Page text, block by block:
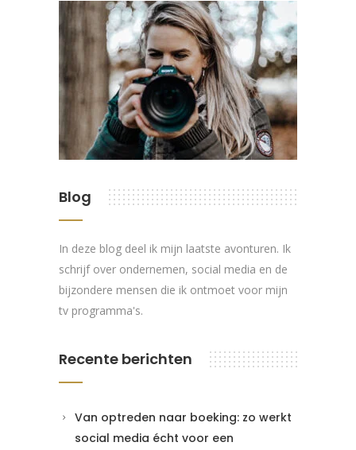
Blog
In deze blog deel ik mijn laatste avonturen. Ik
schrijf over ondernemen, social media en de
bijzondere mensen die ik ontmoet voor mijn
tv programma's.
Recente berichten
Van optreden naar boeking: zo werkt
social media écht voor een